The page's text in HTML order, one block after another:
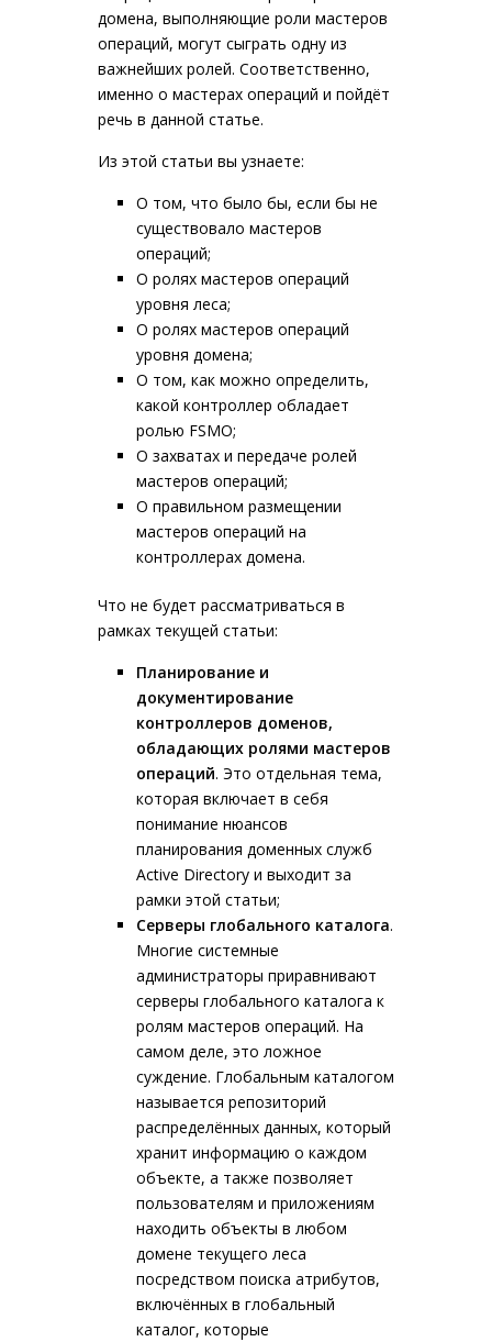
домена, выполняющие роли мастеров
операций, могут сыграть одну из
важнейших ролей. Соответственно,
именно о мастерах операций и пойдёт
речь в данной статье.
Из этой статьи вы узнаете:
О том, что было бы, если бы не
существовало мастеров
операций;
О ролях мастеров операций
уровня леса;
О ролях мастеров операций
уровня домена;
О том, как можно определить,
какой контроллер обладает
ролью FSMO;
О захватах и передаче ролей
мастеров операций;
О правильном размещении
мастеров операций на
контроллерах домена.
Что не будет рассматриваться в
рамках текущей статьи:
Планирование и
документирование
контроллеров доменов,
обладающих ролями мастеров
операций. Это отдельная тема,
которая включает в себя
понимание нюансов
планирования доменных служб
Active Directory и выходит за
рамки этой статьи;
Серверы глобального каталога.
Многие системные
администраторы приравнивают
серверы глобального каталога к
ролям мастеров операций. На
самом деле, это ложное
суждение. Глобальным каталогом
называется репозиторий
распределённых данных, который
хранит информацию о каждом
объекте, а также позволяет
пользователям и приложениям
находить объекты в любом
домене текущего леса
посредством поиска атрибутов,
включённых в глобальный
каталог, которые